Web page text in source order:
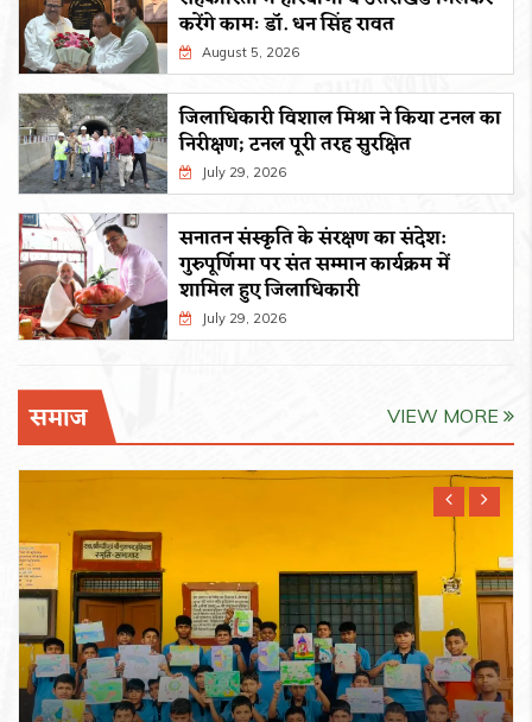
करेंगे कामः डाॅ. धन सिंह रावत
August 5, 2026
जिलाधिकारी विशाल मिश्रा ने किया टनल का
निरीक्षण; टनल पूरी तरह सुरक्षित
July 29, 2026
सनातन संस्कृति के संरक्षण का संदेश:
गुरुपूर्णिमा पर संत सम्मान कार्यक्रम में
शामिल हुए जिलाधिकारी
July 29, 2026
समाज VIEW MORE